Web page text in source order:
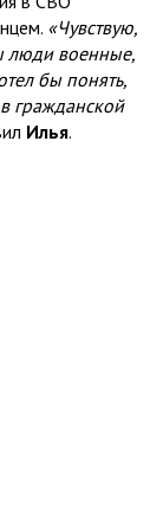
«Чувствую,
люди военные,
бы понять,
гражданской
Илья.